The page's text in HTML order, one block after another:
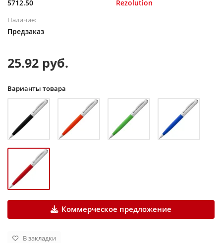
5712.50 Rezolution
Наличие:
Предзаказ
25.92 руб.
Варианты товара
Коммерческое предложение
В закладки